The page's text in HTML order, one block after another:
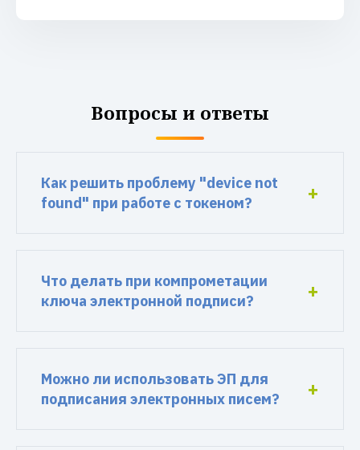
Вопросы и ответы
Как решить проблему "device not
found" при работе с токеном?
Что делать при компрометации
ключа электронной подписи?
Можно ли использовать ЭП для
подписания электронных писем?